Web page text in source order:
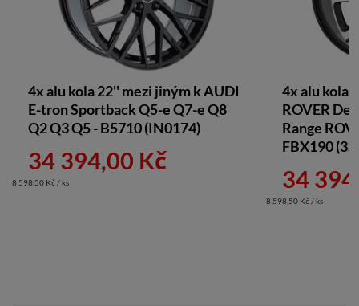
4x alu kola 22'' mezi jiným k AUDI
E-tron Sportback Q5-e Q7-e Q8
Q2 Q3 Q5 - B5710 (IN0174)
34 394,00 Kč
8 598,50 Kč / ks
4x alu kola
ROVER
Range
FBX190
34
8 598,50 Kč / ks